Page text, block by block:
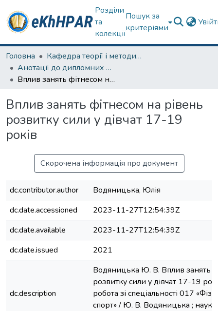
Розділи
та
колекції
Пошук за
критеріями
Головна
Кафедра теорії і методики фізичного виховання
Анотації до дипломних робіт
Вплив занять фітнесом на рівень розвитку сили у дівчат 17-19 років
Вплив занять фітнесом на рівень
розвитку сили у дівчат 17-19
років
Скорочена інформація про документ
dc.contributor.author
Водяницька, Юлія
dc.date.accessioned
2023-11-27T12:54:39Z
dc.date.available
2023-11-27T12:54:39Z
dc.date.issued
2021
dc.description
Водяницька Ю. В. Вплив занять
розвитку сили у дівчат 17-19
робота зі спеціальності 017
спорт» / Ю. В. Водяницька ; наук.